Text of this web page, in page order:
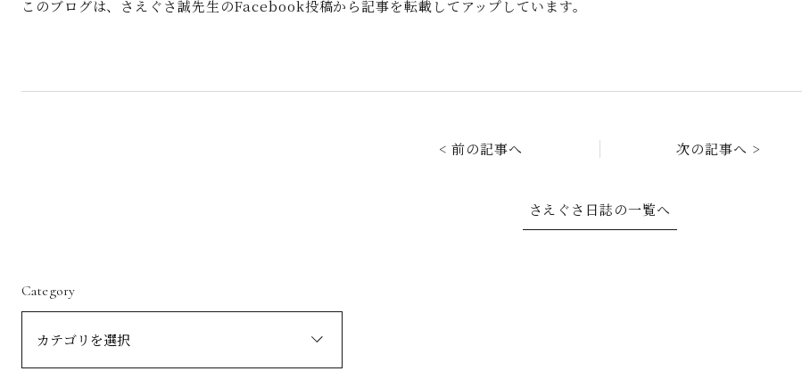
このブログは、さえぐさ誠先生のFacebook投稿から記事を転載してアップしています。
< 前の記事へ 次の記事へ >
さえぐさ日誌の一覧へ
Category